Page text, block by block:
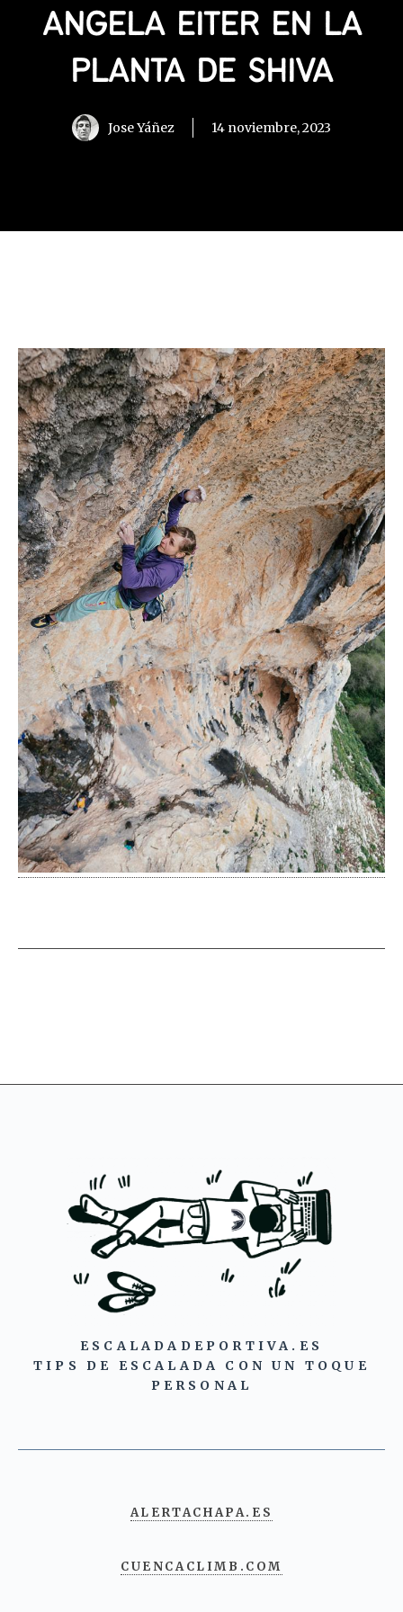
ANGELA EITER EN LA
PLANTA DE SHIVA
Jose Yáñez 14 noviembre, 2023
ESCALADADEPORTIVA.ES
TIPS DE ESCALADA CON UN TOQUE
PERSONAL
ALERTACHAPA.ES
CUENCACLIMB.COM